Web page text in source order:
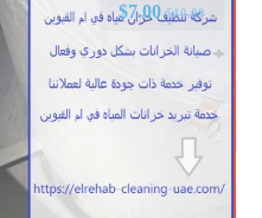
$10.00
$7.00